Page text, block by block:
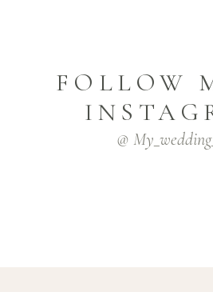
FOLLOW
@